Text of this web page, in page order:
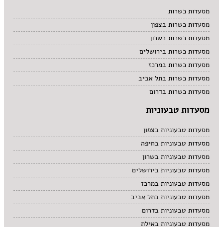
מסעדות כשרות
מסעדות כשרות בצפון
מסעדות כשרות בשרון
מסעדות כשרות בירושלים
מסעדות כשרות במרכז
מסעדות כשרות בתל אביב
מסעדות כשרות בדרום
מסעדות טבעוניות
מסעדות טבעוניות בצפון
מסעדות טבעוניות בחיפה
מסעדות טבעוניות בשרון
מסעדות טבעוניות בירושלים
מסעדות טבעוניות במרכז
מסעדות טבעוניות בתל אביב
מסעדות טבעוניות בדרום
מסעדות טבעוניות באילת